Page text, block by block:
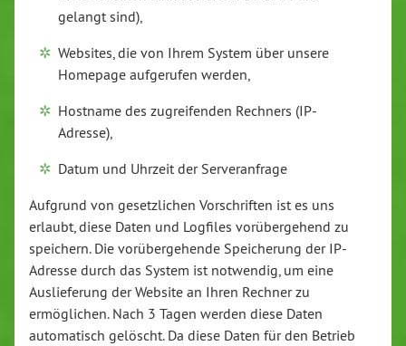
gelangt sind),
Websites, die von Ihrem System über unsere
Homepage aufgerufen werden,
Hostname des zugreifenden Rechners (IP-
Adresse),
Datum und Uhrzeit der Serveranfrage
Aufgrund von gesetzlichen Vorschriften ist es uns
erlaubt, diese Daten und Logfiles vorübergehend zu
speichern. Die vorübergehende Speicherung der IP-
Adresse durch das System ist notwendig, um eine
Auslieferung der Website an Ihren Rechner zu
ermöglichen. Nach 3 Tagen werden diese Daten
automatisch gelöscht. Da diese Daten für den Betrieb